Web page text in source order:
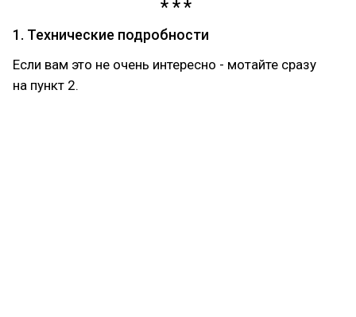
1. Технические подробности
Если вам это не очень интересно - мотайте сразу
на пункт 2.